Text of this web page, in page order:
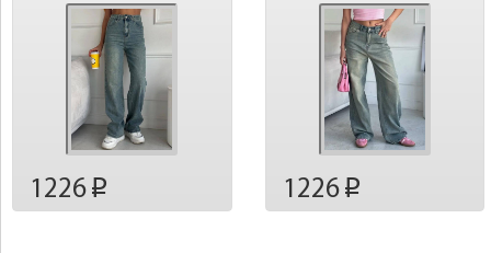
1226 p 1226p